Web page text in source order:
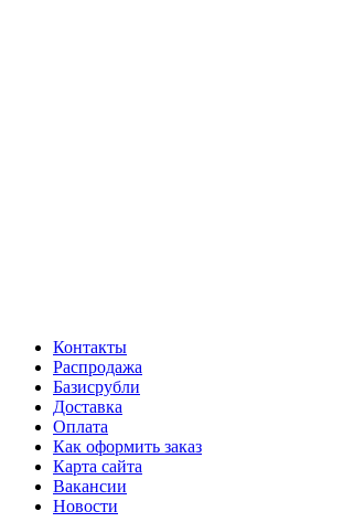
Контакты
Распродажа
Базисрубли
Доставка
Оплата
Как оформить заказ
Карта сайта
Вакансии
Новости